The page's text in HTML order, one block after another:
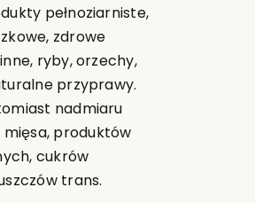
pełnoziarniste,
zdrowe
ryby, orzechy,
przyprawy.
nadmiaru
produktów
cukrów
trans.